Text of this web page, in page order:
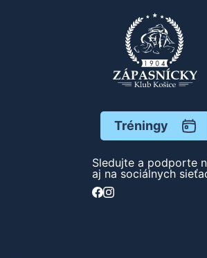
Tréningy
Sledujte a podporte
aj na sociálnych